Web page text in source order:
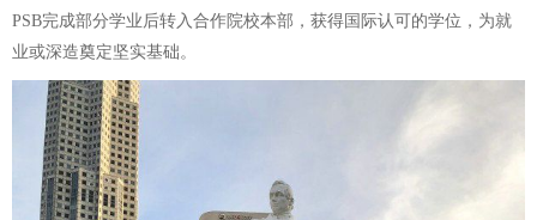
PSB完成部分学业后转入合作院校本部，获得国际认可的学位，为就
业或深造奠定坚实基础。